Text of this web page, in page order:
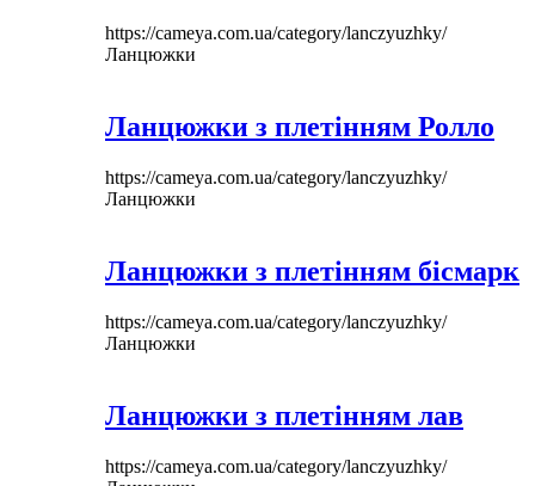
https://cameya.com.ua/category/lanczyuzhky/
Ланцюжки
Ланцюжки з плетінням Ролло
https://cameya.com.ua/category/lanczyuzhky/
Ланцюжки
Ланцюжки з плетінням бісмарк
https://cameya.com.ua/category/lanczyuzhky/
Ланцюжки
Ланцюжки з плетінням лав
https://cameya.com.ua/category/lanczyuzhky/